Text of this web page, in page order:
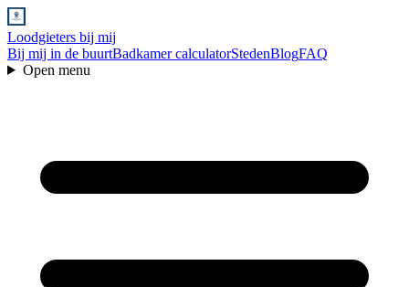
Loodgieters bij mij
Bij mij in de buurtBadkamer calculatorStedenBlogFAQ
Open menu